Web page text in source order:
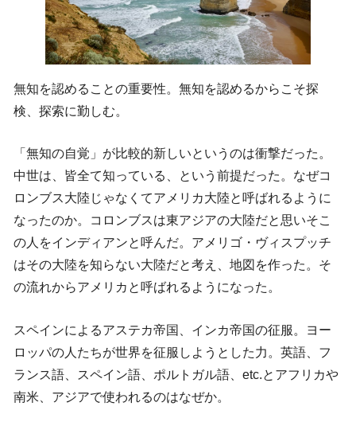
無知を認めることの重要性。無知を認めるからこそ探
検、探索に勤しむ。
「無知の自覚」が比較的新しいというのは衝撃だった。
中世は、皆全て知っている、という前提だった。なぜコ
ロンブス大陸じゃなくてアメリカ大陸と呼ばれるように
なったのか。コロンブスは東アジアの大陸だと思いそこ
の人をインディアンと呼んだ。アメリゴ・ヴィスプッチ
はその大陸を知らない大陸だと考え、地図を作った。そ
の流れからアメリカと呼ばれるようになった。
スペインによるアステカ帝国、インカ帝国の征服。ヨー
ロッパの人たちが世界を征服しようとした力。英語、フ
ランス語、スペイン語、ポルトガル語、etc.とアフリカや
南米、アジアで使われるのはなぜか。